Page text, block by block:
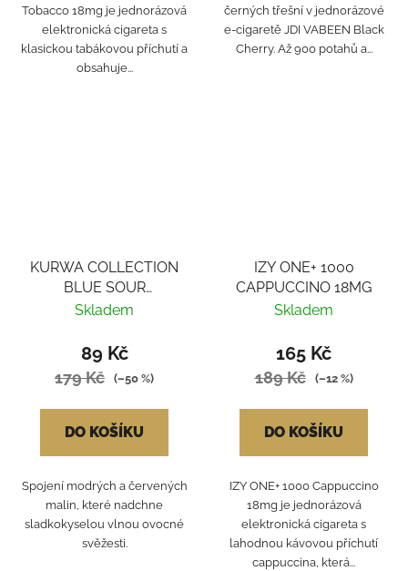
Tobacco 18mg je jednorázová
elektronická cigareta s
klasickou tabákovou příchutí a
obsahuje...
černých třešní v jednorázové
e-cigaretě JDI VABEEN Black
Cherry. Až 900 potahů a...
KURWA COLLECTION
BLUE SOUR
RASPBERRY
Skladem
89 Kč
179 Kč (–50 %)
DO KOŠÍKU
Spojení modrých a červených
malin, které nadchne
sladkokyselou vlnou ovocné
svěžesti.
IZY ONE+ 1000
CAPPUCCINO 18MG
Skladem
165 Kč
189 Kč (–12 %)
DO KOŠÍKU
IZY ONE+ 1000 Cappuccino
18mg je jednorázová
elektronická cigareta s
lahodnou kávovou příchutí
cappuccina, která...